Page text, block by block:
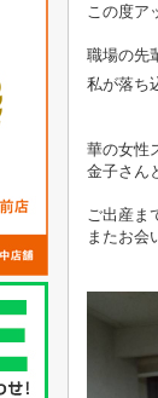
この度ア
職場の先
私が落ち
華の女性
金子さん
ご出産ま
またお会